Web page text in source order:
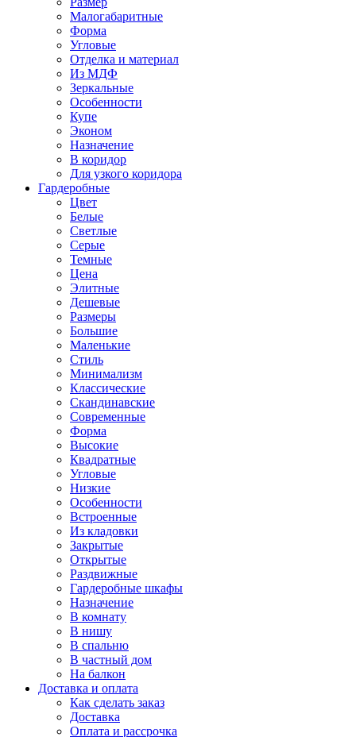
Малогабаритные
Форма
Угловые
Отделка и материал
Из МДФ
Зеркальные
Особенности
Купе
Эконом
Назначение
В коридор
Для узкого коридора
Гардеробные
Цвет
Белые
Светлые
Серые
Темные
Цена
Элитные
Дешевые
Размеры
Большие
Маленькие
Стиль
Минимализм
Классические
Скандинавские
Современные
Форма
Высокие
Квадратные
Угловые
Низкие
Особенности
Встроенные
Из кладовки
Закрытые
Открытые
Раздвижные
Гардеробные шкафы
Назначение
В комнату
В нишу
В спальню
В частный дом
На балкон
Доставка и оплата
Как сделать заказ
Доставка
Оплата и рассрочка